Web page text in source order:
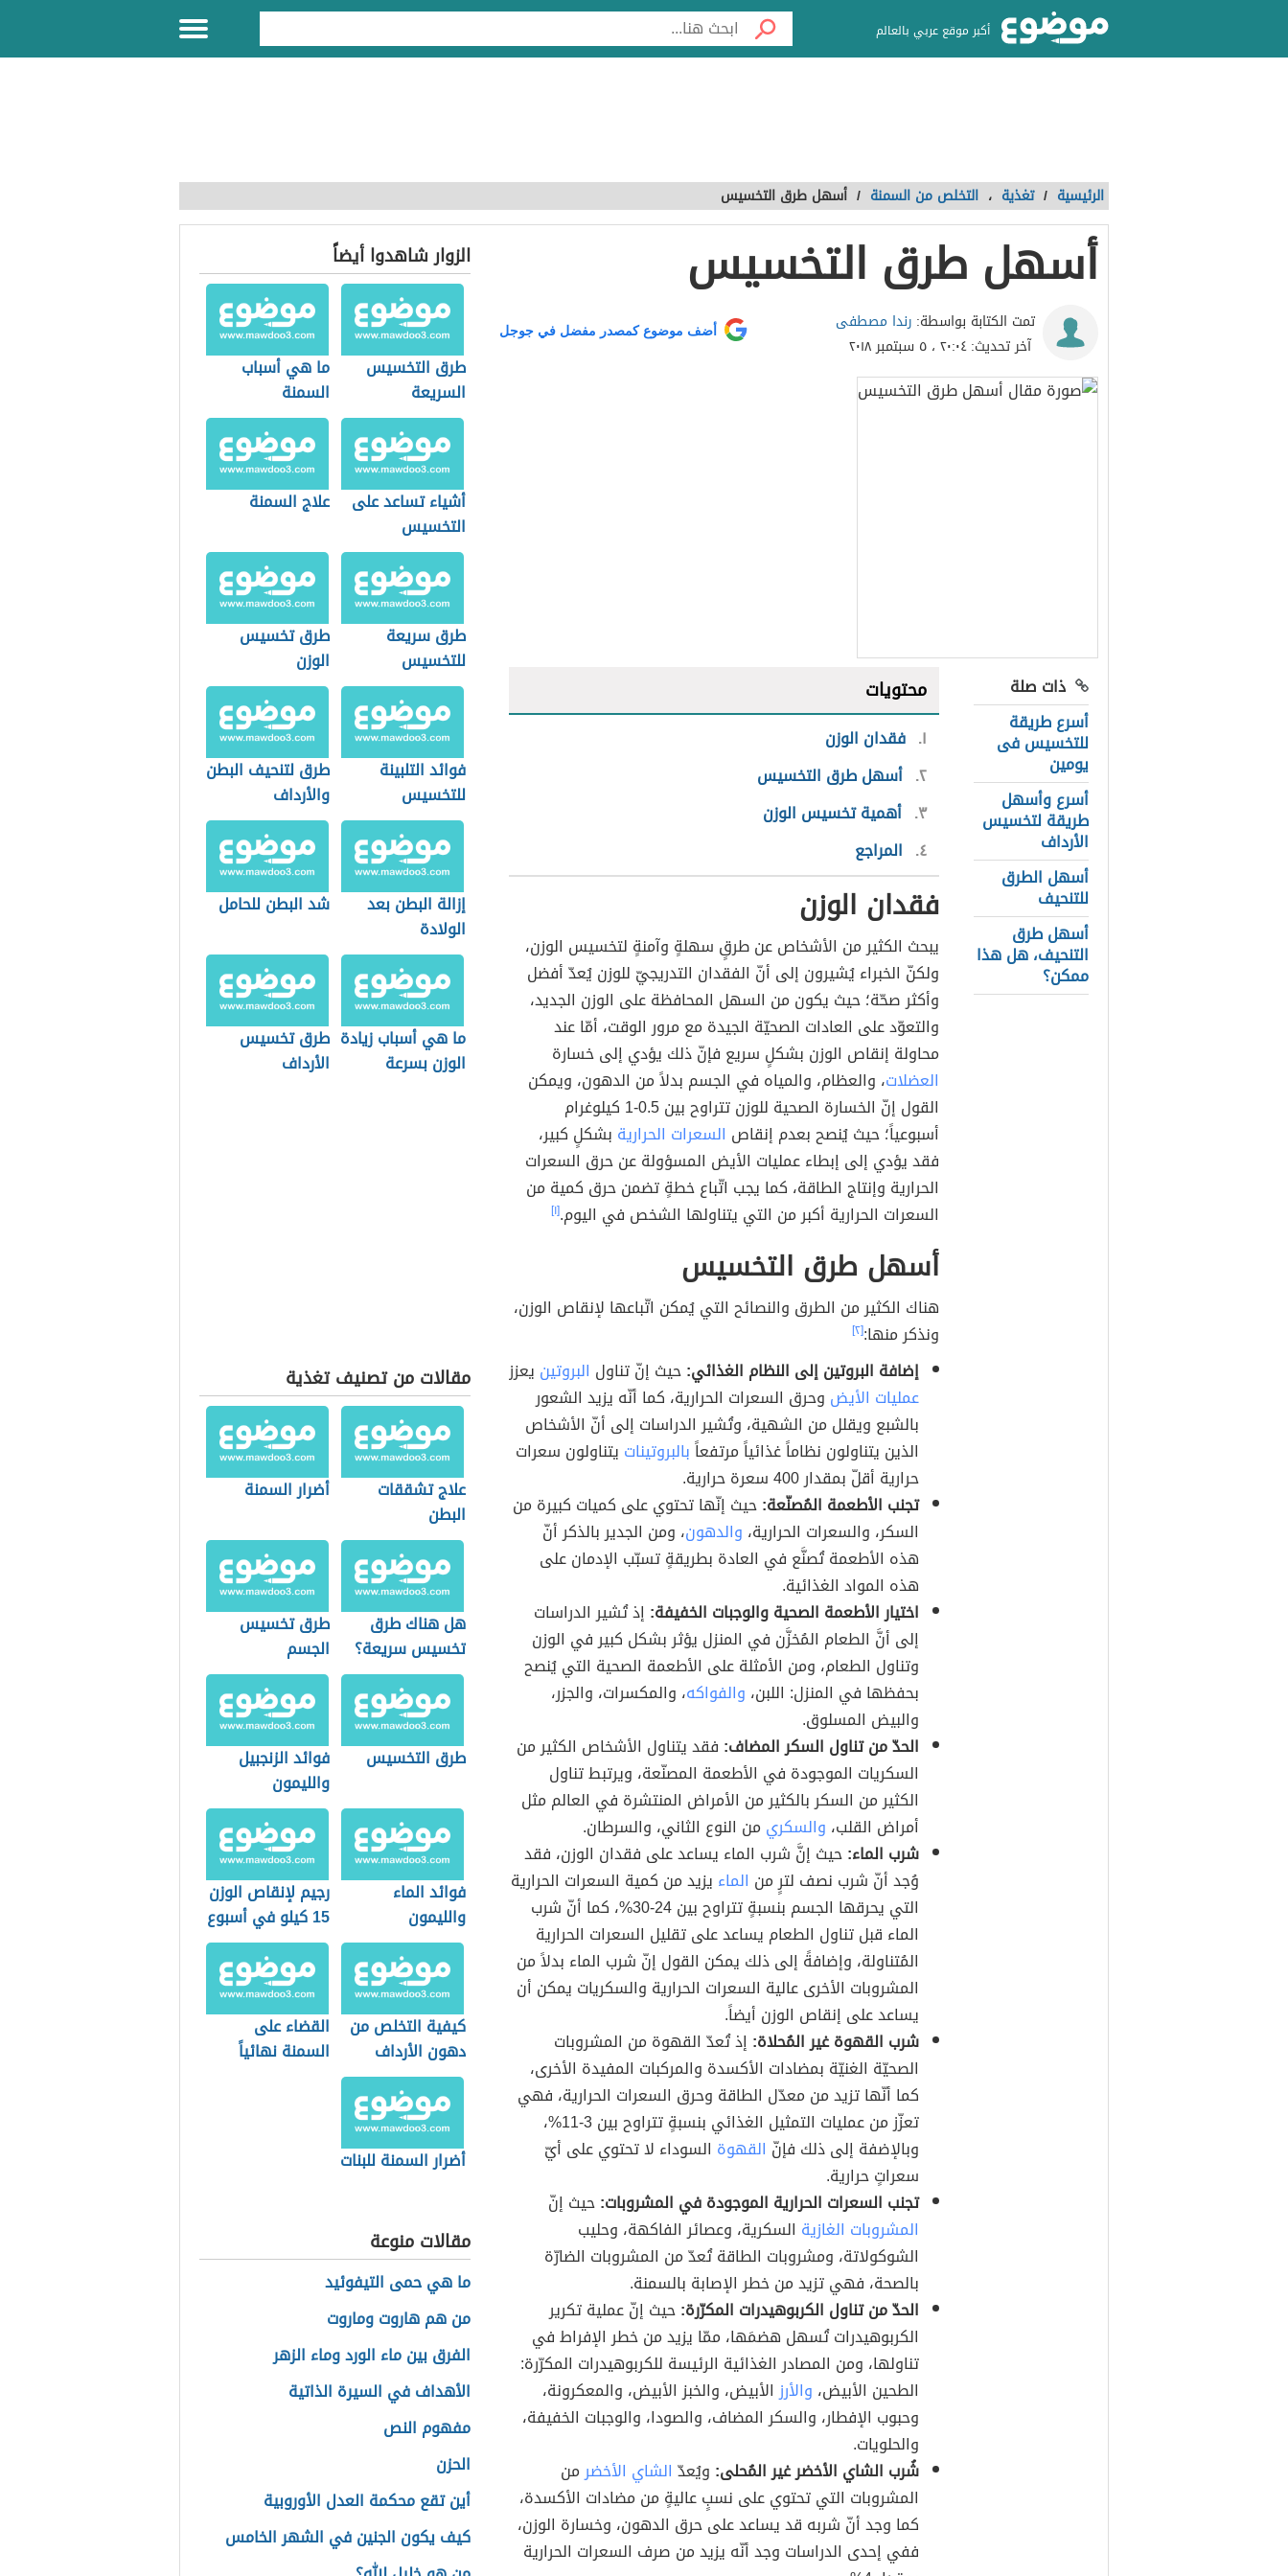
أكبر موقع عربي بالعالم
الرئيسية / تغذية ، التخلص من السمنة / أسهل طرق التخسيس
أسهل طرق التخسيس
تمت الكتابة بواسطة: رندا مصطفى
آخر تحديث:٢٠:٠٤ ، ٥ سبتمبر ٢٠١٨
أضف موضوع كمصدر مفضل في جوجل
ذات صلة
أسرع طريقة
للتخسيس فى
يومين
أسرع وأسهل
طريقة لتخسيس
الأرداف
أسهل الطرق
للتنحيف
أسهل طرق
التنحيف، هل هذا
ممكن؟
محتويات
١ فقدان الوزن
٢ أسهل طرق التخسيس
٣ أهمية تخسيس الوزن
٤ المراجع
فقدان الوزن
يبحث الكثير من الأشخاص عن طرقٍ سهلةٍ وآمنةٍ لتخسيس الوزن،
ولكنّ الخبراء يُشيرون إلى أنّ الفقدان التدريجيّ للوزن يُعدّ أفضل
وأكثر صحّة؛ حيث يكون من السهل المحافظة على الوزن الجديد،
والتعوّد على العادات الصحيّة الجيدة مع مرور الوقت، أمّا عند
محاولة إنقاص الوزن بشكلٍ سريع فإنّ ذلك يؤدي إلى خسارة
العضلات، والعظام، والمياه في الجسم بدلاً من الدهون، ويمكن
القول إنّ الخسارة الصحية للوزن تتراوح بين 0.5-1 كيلوغرام
أسبوعياً؛ حيث يُنصح بعدم إنقاص السعرات الحرارية بشكلٍ كبير،
فقد يؤدي إلى إبطاء عمليات الأيض المسؤولة عن حرق السعرات
الحرارية وإنتاج الطاقة، كما يجب اتّباع خطةٍ تضمن حرق كمية من
السعرات الحرارية أكبر من التي يتناولها الشخص في اليوم.[١]
أسهل طرق التخسيس
هناك الكثير من الطرق والنصائح التي يُمكن اتّباعها لإنقاص الوزن،
ونذكر منها:[٢]
إضافة البروتين إلى النظام الغذائي:حيث إنّ تناول البروتين يعزز
عمليات الأيض وحرق السعرات الحرارية، كما أنّه يزيد الشعور
بالشبع ويقلل من الشهية، وتُشير الدراسات إلى أنّ الأشخاص
الذين يتناولون نظاماً غذائياً مرتفعاًبالبروتينات يتناولون سعرات
حرارية أقلّ بمقدار 400 سعرة حرارية.
تجنب الأطعمة المُصنّعة:حيث إنّها تحتوي على كميات كبيرة من
السكر، والسعرات الحرارية، والدهون، ومن الجدير بالذكر أنّ
هذه الأطعمة تُصنَّع في العادة بطريقةٍ تسبّب الإدمان على
هذه المواد الغذائية.
اختيار الأطعمة الصحية والوجبات الخفيفة: إذ تُشير الدراسات
إلى أنَّ الطعام المُخزَّن في المنزل يؤثر بشكل كبير في الوزن
وتناول الطعام، ومن الأمثلة على الأطعمة الصحية التي يُنصح
بحفظها في المنزل: اللبن، والفواكه، والمكسرات، والجزر،
والبيض المسلوق.
الحدّ من تناول السكر المضاف: فقد يتناول الأشخاص الكثير من
السكريات الموجودة في الأطعمة المصنّعة، ويرتبط تناول
الكثير من السكر بالكثير من الأمراض المنتشرة في العالم مثل
أمراض القلب، والسكري من النوع الثاني، والسرطان.
شرب الماء:حيث إنَّ شرب الماء يساعد على فقدان الوزن، فقد
وُجد أنّ شرب نصف لترٍ من الماء يزيد من كمية السعرات الحرارية
التي يحرقها الجسم بنسبةٍ تتراوح بين 24-30%، كما أنّ شرب
الماء قبل تناول الطعام يساعد على تقليل السعرات الحرارية
المُتناولة، وإضافةً إلى ذلك يمكن القول إنّ شرب الماء بدلاً من
المشروبات الأخرى عالية السعرات الحرارية والسكريات يمكن أن
يساعد على إنقاص الوزن أيضاً.
شرب القهوة غير المُحلاة: إذ تُعدّ القهوة من المشروبات
الصحيّة الغنيّة بمضادات الأكسدة والمركبات المفيدة الأخرى،
كما أنّها تزيد من معدّل الطاقة وحرق السعرات الحرارية، فهي
تعزّز من عمليات التمثيل الغذائي بنسبةٍ تتراوح بين 3-11%،
وبالإضفة إلى ذلك فإنّ القهوة السوداء لا تحتوي على أيّ
سعراتٍ حرارية.
تجنب السعرات الحرارية الموجودة في المشروبات:حيث إنّ
المشروبات الغازية السكرية، وعصائر الفاكهة، وحليب
الشوكولاتة، ومشروبات الطاقة تُعدّ من المشروبات الضارّة
بالصحة، فهي تزيد من خطر الإصابة بالسمنة.
الحدّ من تناول الكربوهيدرات المكرّرة:حيث إنّ عملية تكرير
الكربوهيدرات تُسهل هضمَها، ممّا يزيد من خطر الإفراط في
تناولها، ومن المصادر الغذائية الرئيسة للكربوهيدرات المكرّرة:
الطحين الأبيض، والأرزالأبيض، والخبز الأبيض، والمعكرونة،
وحبوب الإفطار، والسكر المضاف، والصودا، والوجبات الخفيفة،
والحلويات.
شُرب الشاي الأخضر غير المُحلى: ويُعدّ الشاي الأخضرمن
المشروبات التي تحتوي على نسبٍ عاليةٍ من مضادات الأكسدة،
كما وجد أنّ شربه قد يساعد على حرق الدهون، وخسارة الوزن،
ففي إحدى الدراسات وجد أنّه يزيد من صرف السعرات الحرارية
الزوار شاهدوا أيضاً
طرق التخسيس
السريعة
ما هي أسباب
السمنة
أشياء تساعد على
التخسيس
علاج السمنة
طرق سريعة
للتخسيس
طرق تخسيس
الوزن
فوائد التلبينة
للتخسيس
طرق لتنحيف البطن
والأرداف
إزالة البطن بعد
الولادة
شد البطن للحامل
ما هي أسباب زيادة
الوزن بسرعة
طرق تخسيس
الأرداف
مقالات من تصنيف تغذية
علاج تشققات
البطن
أضرار السمنة
هل هناك طرق
تخسيس سريعة؟
طرق تخسيس
الجسم
طرق التخسيس
فوائد الزنجبيل
والليمون
للتخسيس
فوائد الماء
والليمون
للتخسيس
رجيم لإنقاص الوزن
15 كيلو في أسبوع
كيفية التخلص من
دهون الأرداف
والبطن
القضاء على
السمنة نهائياً
أضرار السمنة للبنات
مقالات منوعة
ما هي حمى التيفوئيد
من هم هاروت وماروت
الفرق بين ماء الورد وماء الزهر
الأهداف في السيرة الذاتية
مفهوم النص
الحزن
أين تقع محكمة العدل الأوروبية
كيف يكون الجنين في الشهر الخامس